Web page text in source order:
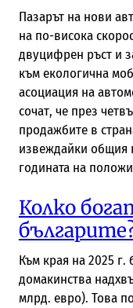
Пазарът на нови
на по-висока
двуцифрен ръст и
към екологична
асоциация на
сочат, че през
продажбите в
извеждайки общия
годината на
Колко
Към края на 2025 г.
домакинства
млрд. евро). Това